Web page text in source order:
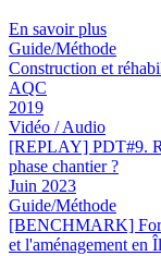
En savoir plus
Guide/Méthode
Construction et
AQC
2019
Vidéo / Audio
[REPLAY] PDT#9.
phase chantier ?
Juin 2023
Guide/Méthode
[BENCHMARK]
et l'aménagement en